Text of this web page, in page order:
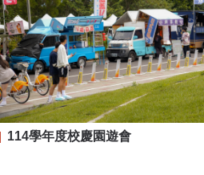
114學年度校慶園遊會